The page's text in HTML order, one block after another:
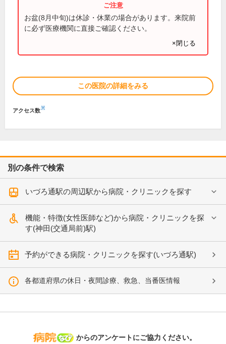
お盆(8月中旬)は休診・休業の場合があります。来院前
に必ず医療機関に直接ご確認ください。
×閉じる
この医院の詳細をみる
アクセス数※
別の条件で検索
いづろ通駅の周辺駅から病院・クリニックを探す
機能・特徴(女性医師など)から病院・クリニックを探
す(神田(交通局前)駅)
予約ができる病院・クリニックを探す(いづろ通駅)
各都道府県の休日・夜間診療、救急、当番医情報
病院なび
からのアンケートにご協力ください。